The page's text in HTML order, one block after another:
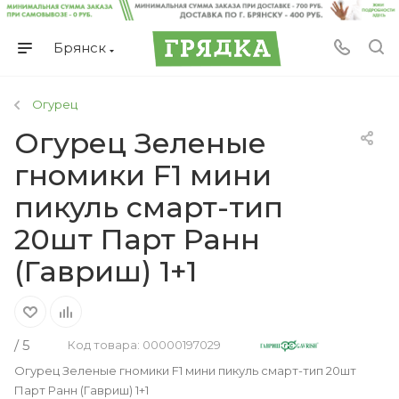
Брянск
Огурец
Огурец Зеленые
гномики F1 мини
пикуль смарт-тип
20шт Парт Ранн
(Гавриш) 1+1
/ 5
Код товара: 00000197029
Огурец Зеленые гномики F1 мини пикуль смарт-тип 20шт
Парт Ранн (Гавриш) 1+1